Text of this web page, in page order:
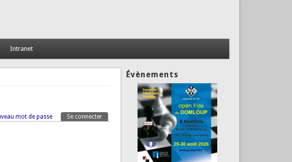
Intranet
Se connecter(onglet actif)
mot de passe
Évènements